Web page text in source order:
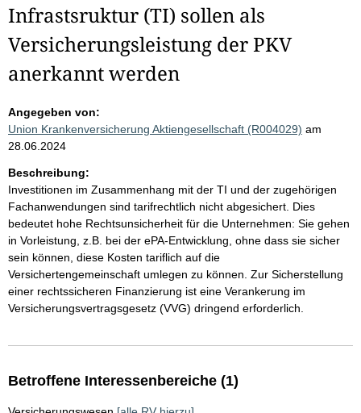
Infrastsruktur (TI) sollen als
Versicherungsleistung der PKV
anerkannt werden
Angegeben von:
Union Krankenversicherung Aktiengesellschaft (R004029) am
28.06.2024
Beschreibung:
Investitionen im Zusammenhang mit der TI und der zugehörigen
Fachanwendungen sind tarifrechtlich nicht abgesichert. Dies
bedeutet hohe Rechtsunsicherheit für die Unternehmen: Sie gehen
in Vorleistung, z.B. bei der ePA-Entwicklung, ohne dass sie sicher
sein können, diese Kosten tariflich auf die
Versichertengemeinschaft umlegen zu können. Zur Sicherstellung
einer rechtssicheren Finanzierung ist eine Verankerung im
Versicherungsvertragsgesetz (VVG) dringend erforderlich.
Betroffene Interessenbereiche (1)